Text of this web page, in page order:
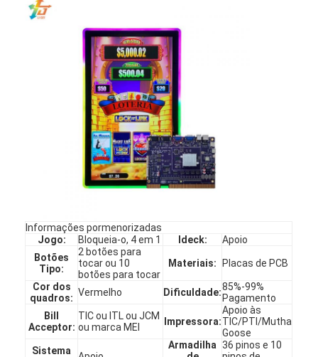
Informações pormenorizadas
Jogo:
Bloqueia-o, 4 em 1 Ideck:
Apoio
Botões
Tipo:
2 botões para
tocar ou 10
botões para tocar
Materiais: Placas de PCB
Cor dos
quadros: Vermelho Dificuldade:85%-99%
Pagamento
Bill
Acceptor:
TIC ou ITL ou JCM
ou marca MEI
Impressora:
Apoio às
TIC/PTI/Mutha
Goose
Sistema
Armadilha 36 pinos e 10